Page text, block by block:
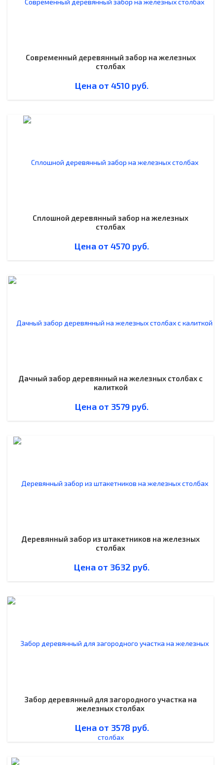
Современный деревянный забор на железных
столбах
Цена от 4510 руб.
Сплошной деревянный забор на железных
столбах
Цена от 4570 руб.
Дачный забор деревянный на железных столбах с
калиткой
Цена от 3579 руб.
Деревянный забор из штакетников на железных
столбах
Цена от 3632 руб.
Забор деревянный для загородного участка на
железных столбах
Цена от 3578 руб.